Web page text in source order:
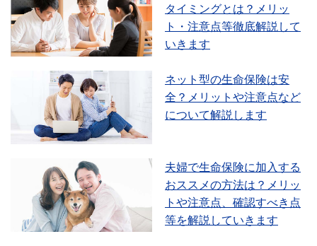
タイミングとは？メリッ
ト・注意点等徹底解説して
いきます
ネット型の生命保険は安
全？メリットや注意点など
について解説します
夫婦で生命保険に加入する
おススメの方法は？メリッ
トや注意点、確認すべき点
等を解説していきます